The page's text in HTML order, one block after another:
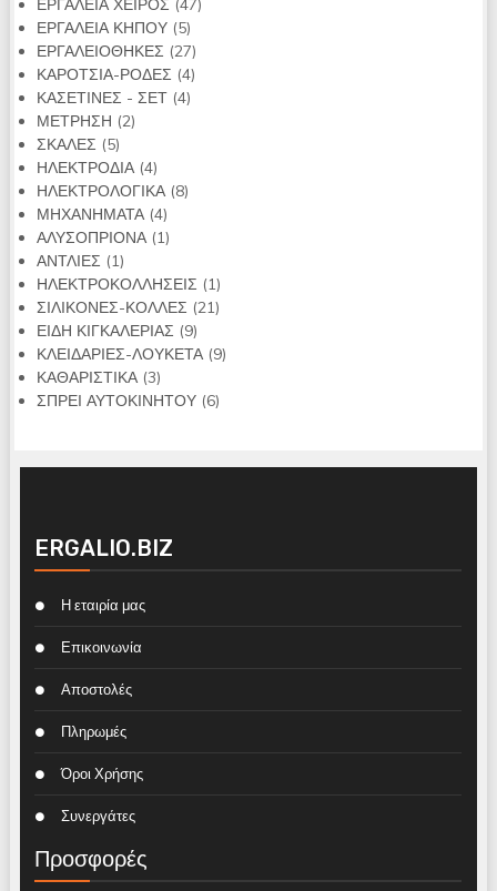
ΕΡΓΑΛΕΙΑ ΧΕΙΡΟΣ 47
ΕΡΓΑΛΕΙΑ ΚΗΠΟΥ 55
προϊόντα
ΕΡΓΑΛΕΙΟΘΗΚΕΣ 2727
προϊόντα
ΚΑΡΟΤΣΙΑ-ΡΟΔΕΣ 44
ΚΑΣΕΤΙΝΕΣ - ΣΕΤ 44
ΜΕΤΡΗΣΗ 22
ΣΚΑΛΕΣ 55
προϊόντα
ΗΛΕΚΤΡΟΔΙΑ 44
προϊόντα
ΗΛΕΚΤΡΟΛΟΓΙΚΑ 88
ΜΗΧΑΝΗΜΑΤΑ 44
προϊόντα
ΑΛΥΣΟΠΡΙΟΝΑ 11
ΑΝΤΛΙΕΣ 11
προϊόν
ΗΛΕΚΤΡΟΚΟΛΛΗΣΕΙΣ 11
προϊόν
ΣΙΛΙΚΟΝΕΣ-ΚΟΛΛΕΣ 2121
ΕΙΔΗ ΚΙΓΚΑΛΕΡΙΑΣ 99
προϊόντα
ΚΛΕΙΔΑΡΙΕΣ-ΛΟΥΚΕΤΑ 99
ΚΑΘΑΡΙΣΤΙΚΑ 33
προϊόντα
ΣΠΡΕΙ ΑΥΤΟΚΙΝΗΤΟΥ 66
ERGALIO.BIZ
Η εταιρία μας
Επικοινωνία
Αποστολές
Πληρωμές
Όροι Χρήσης
Συνεργάτες
Προσφορές